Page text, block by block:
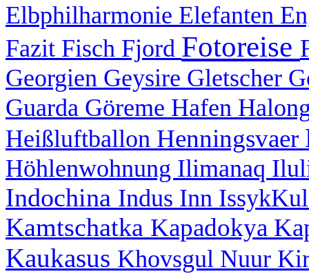
Elbphilharmonie Elefanten
Fazit Fisch Fjord Fotoreise
Georgien Geysire Gletscher
Guarda Göreme Hafen
Heißluftballon Henningsvaer
Höhlenwohnung Ilimanaq
Indochina Indus Inn
Kamtschatka Kapadokya
Kaukasus Khovsgul Nuur